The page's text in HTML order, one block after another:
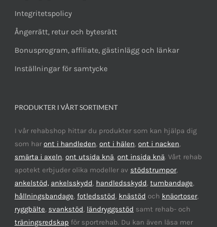
Integritetspolicy
Ångerrätt, retur och bytesrätt
Bonusprogram, affiliate, gästinlägg och länkar
Inställningar för samtycke
PRODUKTER I VÅRT SORTIMENT
I vår rehabshop hittar du produkter som kan hjälpa dig
som haront i handleden, ont i hälen, ont i nacken,
smärta i axeln, ont utsida knä, ont insida knä. Vårt rehab
apotekt erbjuder olika modeller av stödstrumpor,
ankelstöd, ankelsskydd, handledsskydd, tumbandage,
hållningsbandage, fotledsstöd, knästöd och knäortoser,
ryggbälte, svankstöd, ländryggsstöd samt rehab- och
träningsredskap för sportrehab. Du kan även läsa mer